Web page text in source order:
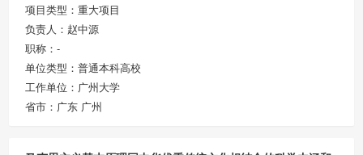
项目类型：重大项目
负责人：赵中源
职称：-
单位类型：普通本科高校
工作单位：广州大学
省市：广东 广州